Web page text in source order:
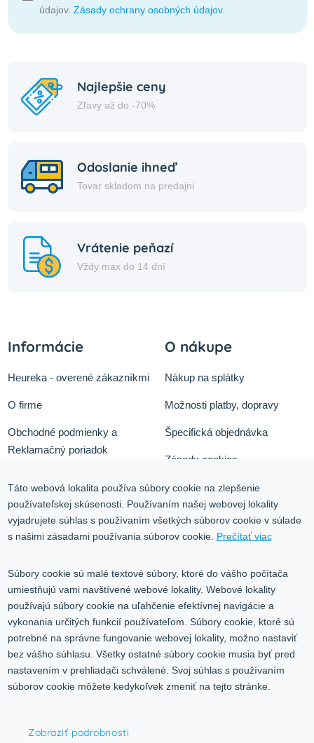
údajov. Zásady ochrany osobných údajov.
Najlepšie ceny
Zľavy až do -70%
Odoslanie ihneď
Tovar skladom na predajni
Vrátenie peňazí
Vždy max do 14 dní
Informácie
Heureka - overené zákazníkmi
O firme
Obchodné podmienky a
Reklamačný poriadok
Služby
Kontakt
O nákupe
Nákup na splátky
Možnosti platby, dopravy
Špecifická objednávka
Zásady cookies
Ochrana osobných údajov
Blog
Kontakt
Volgogradská 9, 08001 Prešov
0917 353 303
predajna@inco-ag.sk
Táto webová lokalita používa súbory cookie na zlepšenie
používateľskej skúsenosti. Používaním našej webovej lokality
vyjadrujete súhlas s používaním všetkých súborov cookie v súlade
s našimi zásadami používania súborov cookie. Prečítať viac
Súbory cookie sú malé textové súbory, ktoré do vášho počítača
umiestňujú vami navštívené webové lokality. Webové lokality
používajú súbory cookie na uľahčenie efektívnej navigácie a
vykonania určitých funkcií používateľom. Súbory cookie, ktoré sú
potrebné na správne fungovanie webovej lokality, možno nastaviť
bez vášho súhlasu. Všetky ostatné súbory cookie musia byť pred
nastavením v prehliadači schválené. Svoj súhlas s používaním
súborov cookie môžete kedykoľvek zmeniť na tejto stránke.
Zobraziť podrobnosti